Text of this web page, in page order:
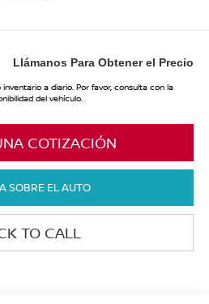
Llámanos Para Obtener el Precio
a diario. Por favor, consulta con la
del vehículo.
COTIZACIÓN
SOBRE EL AUTO
TO CALL